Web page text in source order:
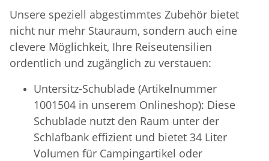
Unsere speziell abgestimmtes Zubehör bietet
nicht nur mehr Stauraum, sondern auch eine
clevere Möglichkeit, Ihre Reiseutensilien
ordentlich und zugänglich zu verstauen:
Untersitz-Schublade (Artikelnummer
1001504 in unserem Onlineshop): Diese
Schublade nutzt den Raum unter der
Schlafbank effizient und bietet 34 Liter
Volumen für Campingartikel oder